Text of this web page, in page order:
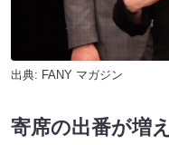
出典: FANY マガジン
寄席の出番が増